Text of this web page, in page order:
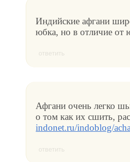
Индийские афгани
юбка, но в отличие от
ответить
Афгани очень легко
о том как их сшить,
indonet.ru/indoblog/
ответить